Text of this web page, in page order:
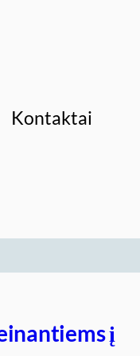
Kontaktai
į